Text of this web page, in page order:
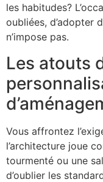
les habitudes?
oubliées, d’adopter
n’impose pas.
Les atouts
Vous affrontez
l’architecture joue
tourmenté ou une
d’oublier les